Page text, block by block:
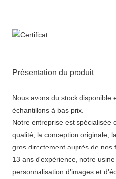
Présentation du produit
Nous avons du stock disponible
échantillons à bas prix.
Notre entreprise est spécialisée
qualité, la conception originale,
gros directement auprès de nos
13 ans d'expérience, notre
personnalisation d'images et